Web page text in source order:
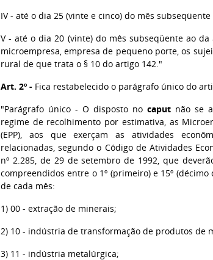
IV - até o dia 25 (vinte e cinco) do mês
V - até o dia 20 (vinte) do mês subseqüente ao
microempresa, empresa de pequeno porte, os
rural de que trata o § 10 do artigo 142."
Art. 2º -Fica restabelecido o parágrafo único do
"Parágrafo único - O disposto nocaput não se
regime de recolhimento por estimativa, as
(EPP), aos que exerçam as atividades
relacionadas, segundo o Código de Atividades
nº 2.285, de 29 de setembro de 1992, que
compreendidos entre o 1º (primeiro) e 15º
de cada mês:
1) 00 - extração de minerais;
2) 10 - indústria de transformação de produtos de
3) 11 - indústria metalúrgica;